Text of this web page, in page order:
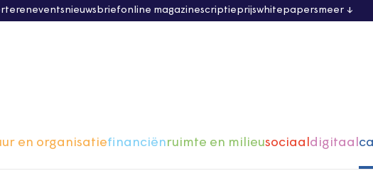
eventsnieuwsbriefonline magazinescriptieprijswhitepapersmeer
en organisatiefinanciënruimte en milieusociaaldigitaal